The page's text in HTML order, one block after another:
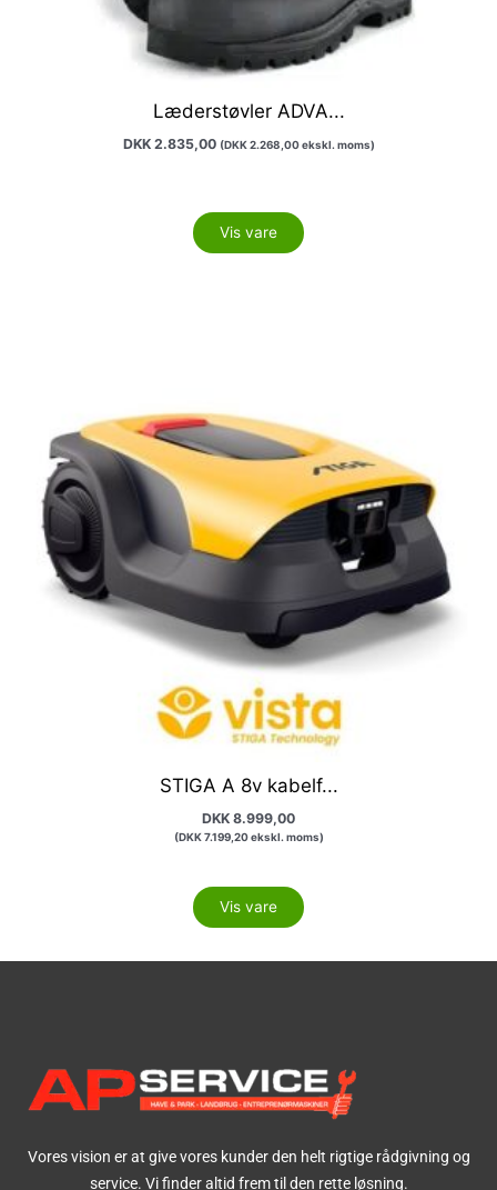
Læderstøvler ADVA...
DKK2.835,00 (DKK2.268,00ekskl. moms)
Vis vare
STIGA A 8v kabelf...
DKK 8.999,00
(DKK7.199,20ekskl. moms)
Vis vare
Vores vision er at give vores kunder den helt rigtige rådgivning og
service. Vi finder altid frem til den rette løsning.